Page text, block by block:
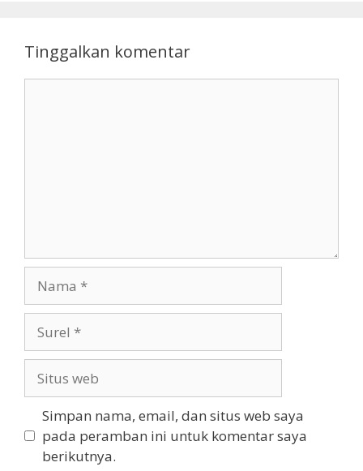
Tinggalkan komentar
web
Simpan nama, email, dan situs web saya
pada peramban ini untuk komentar saya
berikutnya.